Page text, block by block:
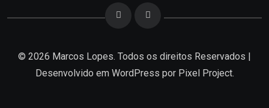
© 2026 Marcos Lopes. Todos os direitos Reservados |
Desenvolvido em WordPress por Pixel Project.